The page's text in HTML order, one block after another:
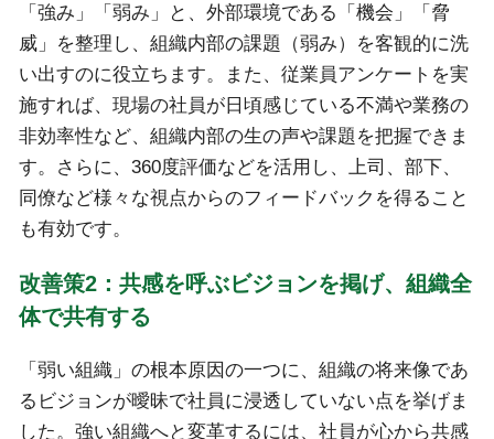
「強み」「弱み」と、外部環境である「機会」「脅
威」を整理し、組織内部の課題（弱み）を客観的に洗
い出すのに役立ちます。また、従業員アンケートを実
施すれば、現場の社員が日頃感じている不満や業務の
非効率性など、組織内部の生の声や課題を把握できま
す。さらに、360度評価などを活用し、上司、部下、
同僚など様々な視点からのフィードバックを得ること
も有効です。
改善策2：共感を呼ぶビジョンを掲げ、組織全
体で共有する
「弱い組織」の根本原因の一つに、組織の将来像であ
るビジョンが曖昧で社員に浸透していない点を挙げま
した。強い組織へと変革するには、社員が心から共感